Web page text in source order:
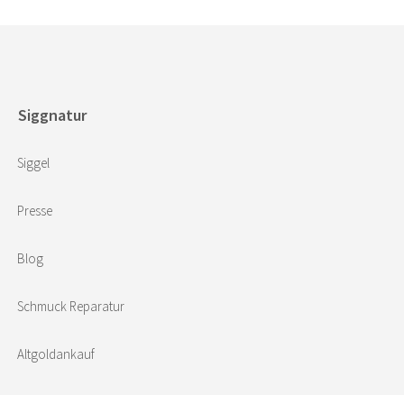
Siggnatur
Siggel
Presse
Blog
Schmuck Reparatur
Altgoldankauf